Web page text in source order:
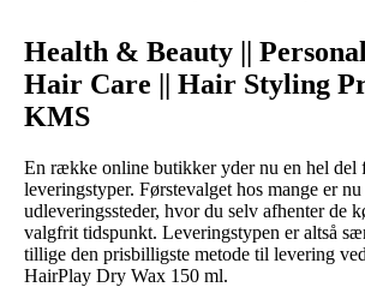
Health & Beauty ||
Hair Care || Hair Styling
KMS
En række online butikker yder nu en hel del
leveringstyper. Førstevalget hos mange er
udleveringssteder, hvor du selv afhenter de
valgfrit tidspunkt. Leveringstypen er altså
tillige den prisbilligste metode til levering
HairPlay Dry Wax 150 ml.